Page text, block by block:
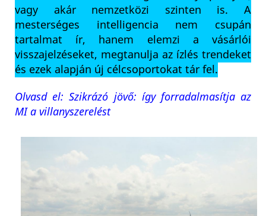
vagy akár nemzetközi szinten is. A
mesterséges intelligencia nem csupán
tartalmat ír, hanem elemzi a vásárlói
visszajelzéseket, megtanulja az ízlés trendeket
és ezek alapján új célcsoportokat tár fel.
Olvasd el: Szikrázó jövő: így forradalmasítja az
MI a villanyszerelést